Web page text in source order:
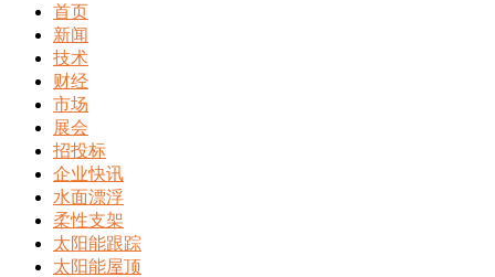
首页
新闻
技术
财经
市场
展会
招投标
企业快讯
水面漂浮
柔性支架
太阳能跟踪
太阳能屋顶